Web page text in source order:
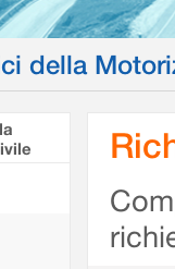
della